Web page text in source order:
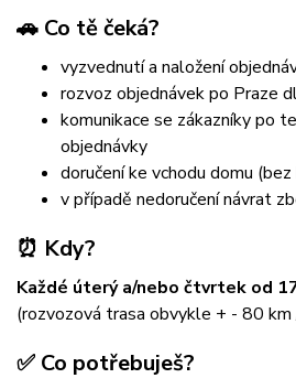
🚗 Co tě čeká?
vyzvednutí a naložení
rozvoz objednávek po Praze
komunikace se zákazníky po
objednávky
doručení ke vchodu domu
v případě nedoručení návrat
⏰ Kdy?
Každé úterý a/nebo čtvrtek od
(rozvozová trasa obvykle + - 80 km
✅ Co potřebuješ?